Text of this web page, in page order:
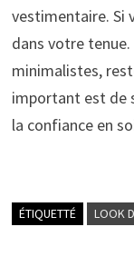
vestimentaire. Si
dans votre
minimalistes,
important est de
la confiance en
ÉTIQUETTÉ LOOK